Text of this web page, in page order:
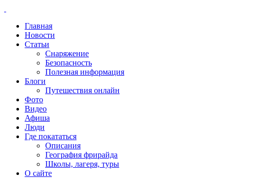
Главная
Новости
Статьи
Снаряжение
Безопасность
Полезная информация
Блоги
Путешествия онлайн
Фото
Видео
Афиша
Люди
Где покататься
Описания
География фрирайда
Школы, лагеря, туры
О сайте